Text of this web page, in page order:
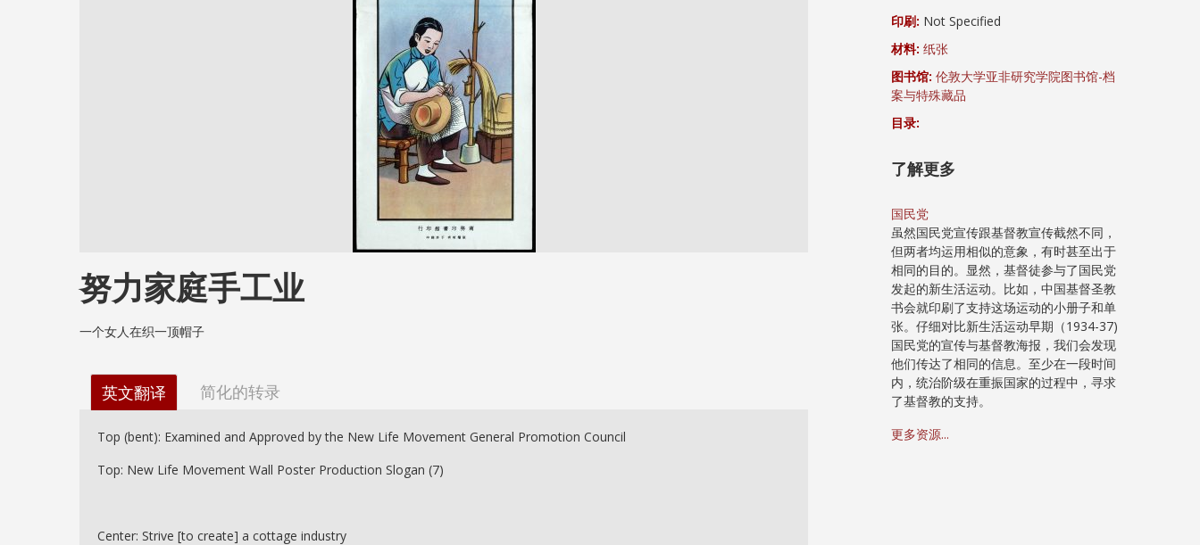
努力家庭手工业
一个女人在织一顶帽子
英文翻译 简化的转录
Top (bent): Examined and Approved by the New Life Movement General Promotion Council
Top: New Life Movement Wall Poster Production Slogan (7)
Center: Strive [to create] a cottage industry
印刷: Not Specified
材料: 纸张
图书馆: 伦敦大学亚非研究学院图书馆-档
案与特殊藏品
目录:
了解更多
国民党
虽然国民党宣传跟基督教宣传截然不同，
但两者均运用相似的意象，有时甚至出于
相同的目的。显然，基督徒参与了国民党
发起的新生活运动。比如，中国基督圣教
书会就印刷了支持这场运动的小册子和单
张。仔细对比新生活运动早期（1934-37)
国民党的宣传与基督教海报，我们会发现
他们传达了相同的信息。至少在一段时间
内，统治阶级在重振国家的过程中，寻求
了基督教的支持。
更多资源...